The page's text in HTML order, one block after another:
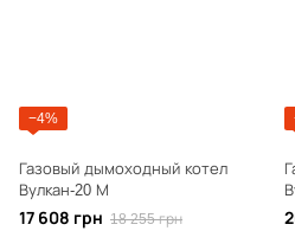
−4%
Газовый дымоходный котел
Вулкан-20 М
17 608 грн 18 255 грн